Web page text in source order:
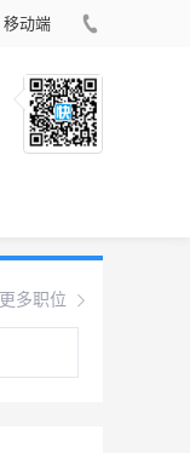
移动端
更多职位